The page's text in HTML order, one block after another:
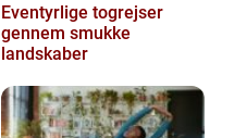
Eventyrlige togrejser
gennem smukke
landskaber